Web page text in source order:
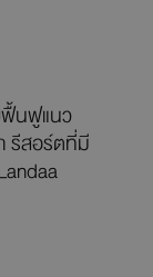
นฟูแนว
รีสอร์ตที่มี